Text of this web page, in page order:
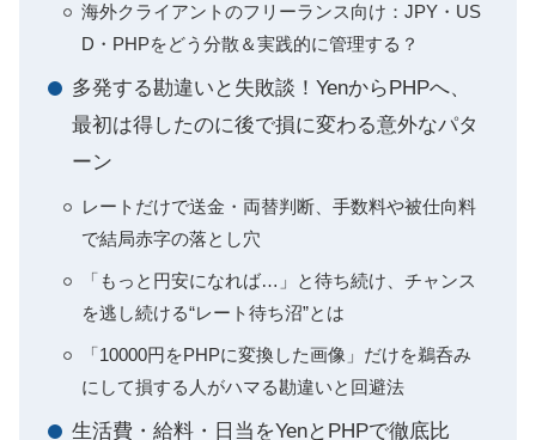
海外クライアントのフリーランス向け：JPY・US
D・PHPをどう分散＆実践的に管理する？
多発する勘違いと失敗談！YenからPHPへ、
最初は得したのに後で損に変わる意外なパタ
ーン
レートだけで送金・両替判断、手数料や被仕向料
で結局赤字の落とし穴
「もっと円安になれば…」と待ち続け、チャンス
を逃し続ける“レート待ち沼”とは
「10000円をPHPに変換した画像」だけを鵜呑み
にして損する人がハマる勘違いと回避法
生活費・給料・日当をYenとPHPで徹底比